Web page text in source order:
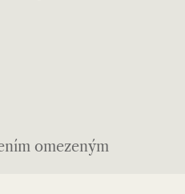
omezeným